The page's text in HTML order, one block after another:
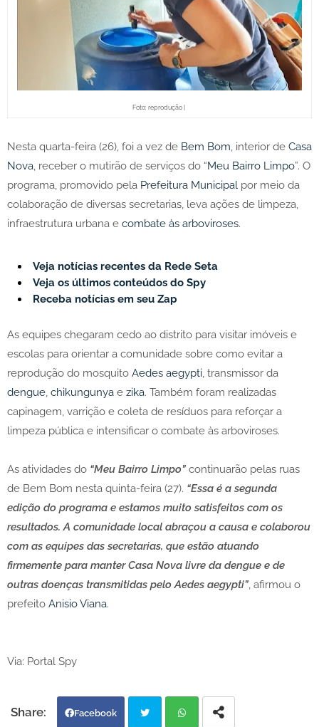
Foto: reprodução |
Nesta quarta-feira (26), foi a vez de Bem Bom, interior de Casa
Nova, receber o mutirão de serviços do “Meu Bairro Limpo”. O
programa, promovido pela Prefeitura Municipal por meio da
colaboração de diversas secretarias, leva ações de limpeza,
infraestrutura urbana e combate às arboviroses.
Veja notícias recentes da Rede Seta
Veja os últimos conteúdos do Spy
Receba notícias em seu Zap
As equipes chegaram cedo ao distrito para visitar imóveis e
escolas para orientar a comunidade sobre como evitar a
reprodução do mosquito Aedes aegypti, transmissor da
dengue, chikungunya e zika. Também foram realizadas
capinagem, varrição e coleta de resíduos para reforçar a
limpeza pública e intensificar o combate às arboviroses.
As atividades do “Meu Bairro Limpo” continuarão pelas ruas
de Bem Bom nesta quinta-feira (27). “Essa é a segunda
edição do programa e estamos muito satisfeitos com os
resultados. A comunidade local abraçou a causa e colaborou
com as equipes das secretarias, que estão atuando
firmemente para manter Casa Nova livre da dengue e de
outras doenças transmitidas pelo Aedes aegypti”, afirmou o
prefeito Anisio Viana.
Via: Portal Spy
Facebook